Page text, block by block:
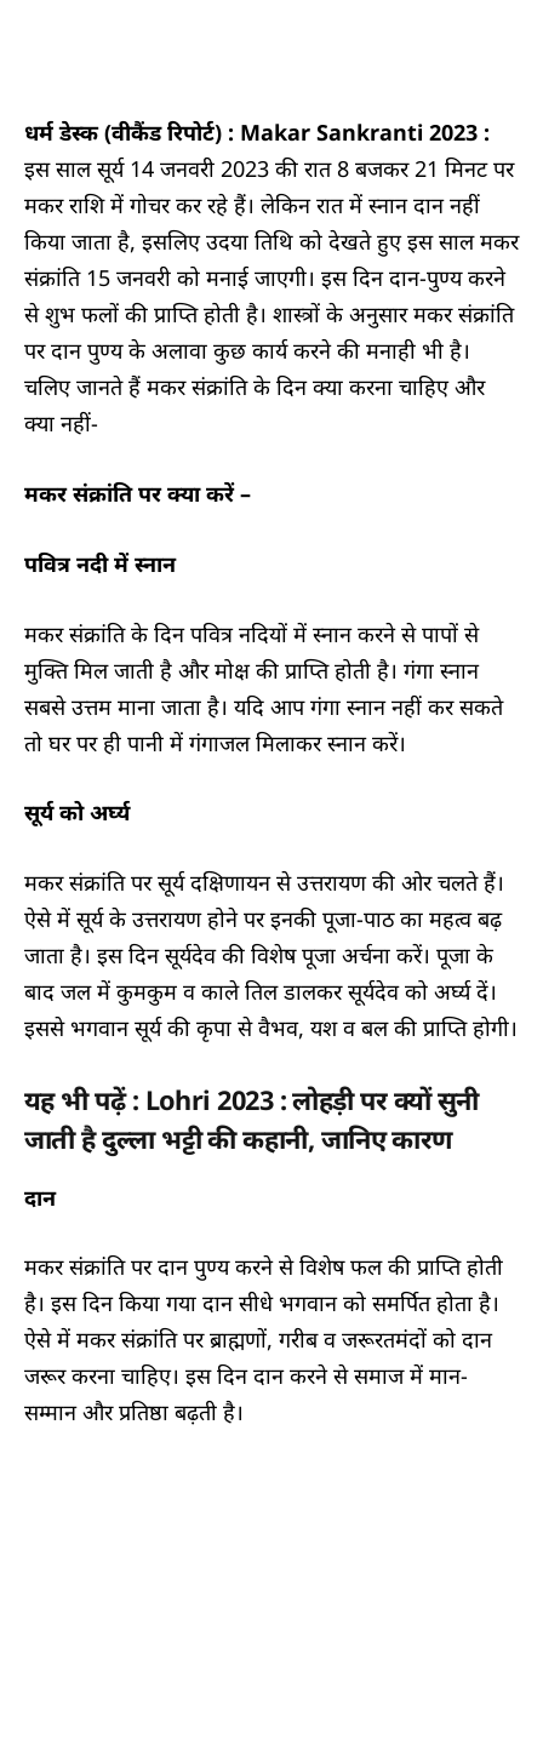
धर्म डेस्क (वीकैंड रिपोर्ट) : Makar Sankranti 2023 :
इस साल सूर्य 14 जनवरी 2023 की रात 8 बजकर 21 मिनट पर
मकर राशि में गोचर कर रहे हैं। लेकिन रात में स्नान दान नहीं
किया जाता है, इसलिए उदया तिथि को देखते हुए इस साल मकर
संक्रांति 15 जनवरी को मनाई जाएगी। इस दिन दान-पुण्य करने
से शुभ फलों की प्राप्ति होती है। शास्त्रों के अनुसार मकर संक्रांति
पर दान पुण्य के अलावा कुछ कार्य करने की मनाही भी है।
चलिए जानते हैं मकर संक्रांति के दिन क्या करना चाहिए और
क्या नहीं-
मकर संक्रांति पर क्या करें –
पवित्र नदी में स्नान
मकर संक्रांति के दिन पवित्र नदियों में स्नान करने से पापों से
मुक्ति मिल जाती है और मोक्ष की प्राप्ति होती है। गंगा स्नान
सबसे उत्तम माना जाता है। यदि आप गंगा स्नान नहीं कर सकते
तो घर पर ही पानी में गंगाजल मिलाकर स्नान करें।
सूर्य को अर्घ्य
मकर संक्रांति पर सूर्य दक्षिणायन से उत्तरायण की ओर चलते हैं।
ऐसे में सूर्य के उत्तरायण होने पर इनकी पूजा-पाठ का महत्व बढ़
जाता है। इस दिन सूर्यदेव की विशेष पूजा अर्चना करें। पूजा के
बाद जल में कुमकुम व काले तिल डालकर सूर्यदेव को अर्घ्य दें।
इससे भगवान सूर्य की कृपा से वैभव, यश व बल की प्राप्ति होगी।
यह भी पढ़ें : Lohri 2023 : लोहड़ी पर क्यों सुनी
जाती है दुल्ला भट्टी की कहानी, जानिए कारण
दान
मकर संक्रांति पर दान पुण्य करने से विशेष फल की प्राप्ति होती
है। इस दिन किया गया दान सीधे भगवान को समर्पित होता है।
ऐसे में मकर संक्रांति पर ब्राह्मणों, गरीब व जरूरतमंदों को दान
जरूर करना चाहिए। इस दिन दान करने से समाज में मान-
सम्मान और प्रतिष्ठा बढ़ती है।